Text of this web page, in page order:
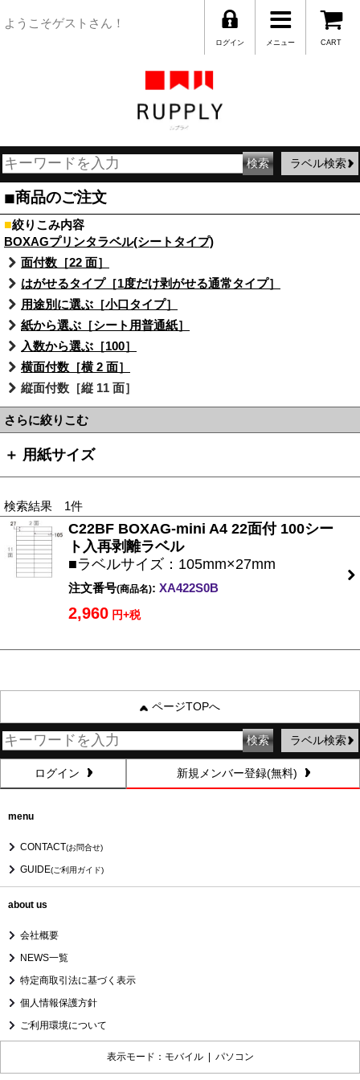
ようこそゲストさん！
CART
メニュー
ログイン
ラベル検索
■商品のご注文
■絞りこみ内容
BOXAGプリンタラベル(シートタイプ)
面付数［22 面］
はがせるタイプ［1度だけ剥がせる通常タイプ］
用途別に選ぶ［小口タイプ］
紙から選ぶ［シート用普通紙］
入数から選ぶ［100］
横面付数［横 2 面］
縦面付数［縦 11 面］
さらに絞りこむ
＋ 用紙サイズ
検索結果 1件
C22BF BOXAG-mini A4 22面付 100シー
ト入再剥離ラベル
■ラベルサイズ：105mm×27mm
注文番号(商品名): XA422S0B
2,960 円+税
ページTOPへ
ラベル検索
ログイン 新規メンバー登録(無料)
menu
CONTACT(お問合せ)
GUIDE(ご利用ガイド)
about us
会社概要
NEWS一覧
特定商取引法に基づく表示
個人情報保護方針
ご利用環境について
表示モード：モバイル | パソコン